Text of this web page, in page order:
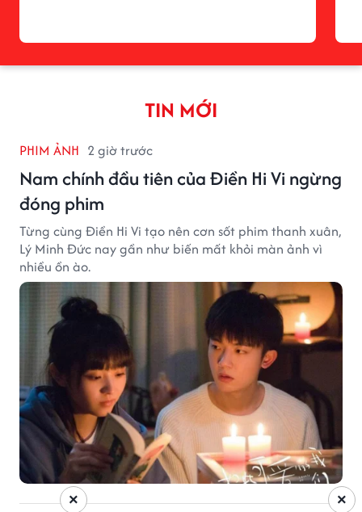
TIN MỚI
PHIM ẢNH 2 giờ trước
Nam chính đầu tiên của Điền Hi Vi ngừng
đóng phim
Từng cùng Điền Hi Vi tạo nên cơn sốt phim thanh xuân,
Lý Minh Đức nay gần như biến mất khỏi màn ảnh vì
nhiều ồn ào.
×
×